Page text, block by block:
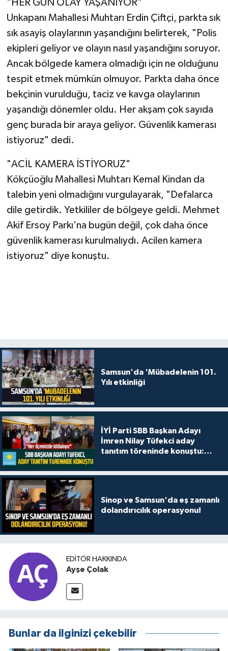
"HER GÜN OLAY YAŞANIYOR"
Unkapanı Mahallesi Muhtarı Erdin Çiftçi, parkta sık
sık asayiş olaylarının yaşandığını belirterek, "Polis
ekipleri geliyor ve olayın nasıl yaşandığını soruyor.
Ancak bölgede kamera olmadığı için ne olduğunu
tespit etmek mümkün olmuyor. Parkta daha önce
bekçinin vurulduğu, taciz ve kavga olaylarının
yaşandığı dönemler oldu. Her akşam çok sayıda
genç burada bir araya geliyor. Güvenlik kamerası
istiyoruz" dedi.
"ACİL KAMERA İSTİYORUZ"
Kökçüoğlu Mahallesi Muhtarı Kemal Kindan da
talebin yeni olmadığını vurgulayarak, "Defalarca
dile getirdik. Yetkililer de bölgeye geldi. Mehmet
Akif Ersoy Parkı'na bugün değil, çok daha önce
güvenlik kamerası kurulmalıydı. Acilen kamera
istiyoruz" diye konuştu.
Samsun'da 'Mübadelenin 101.
Yılı etkinliği
İYİ Parti SBB Başkan Adayı
İmren Nilay Tüfekci aday
tanıtım töreninde konuştu:
Sinop ve Samsun'da eş zamanlı
dolandırıcılık operasyonu!
EDITÖR HAKKINDA
Ayşe Çolak
Bunlar da ilginizi çekebilir